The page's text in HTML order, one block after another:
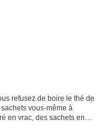
refusez de boire le thé de
vous-même à
en vrac, des sachets en